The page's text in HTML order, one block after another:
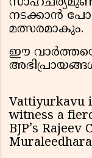
നടക്കാൻ
മത്സരമാകും.
ഈ
Vattiyurkavu
witness a
BJP’s Rajeev